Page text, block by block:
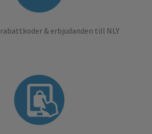
& erbjudanden till NLY